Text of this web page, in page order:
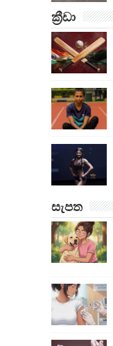
ක්‍රීඩා
සැපත